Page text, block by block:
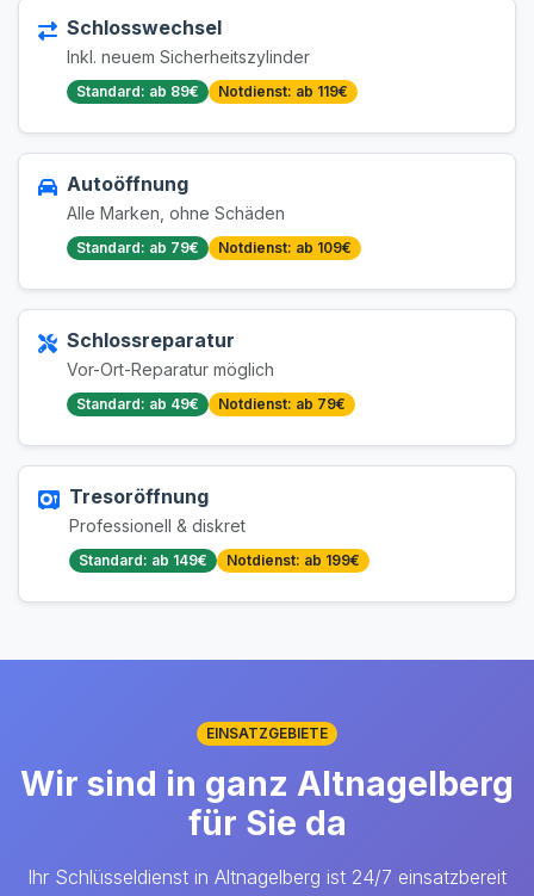
Schlosswechsel
Inkl. neuem Sicherheitszylinder
Standard: ab 89€ Notdienst: ab 119€
Autoöffnung
Alle Marken, ohne Schäden
Standard: ab 79€ Notdienst: ab 109€
Schlossreparatur
Vor-Ort-Reparatur möglich
Standard: ab 49€ Notdienst: ab 79€
Tresoröffnung
Professionell & diskret
Standard: ab 149€ Notdienst: ab 199€
EINSATZGEBIETE
Wir sind in ganz Altnagelberg
für Sie da
Ihr Schlüsseldienst in Altnagelberg ist 24/7 einsatzbereit